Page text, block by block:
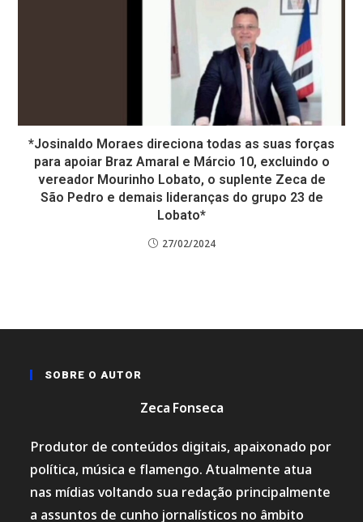
*Josinaldo Moraes direciona todas as suas forças
para apoiar Braz Amaral e Márcio 10, excluindo o
vereador Mourinho Lobato, o suplente Zeca de
São Pedro e demais lideranças do grupo 23 de
Lobato*
27/02/2024
SOBRE O AUTOR
Zeca Fonseca
Produtor de conteúdos digitais, apaixonado por
política, música e flamengo. Atualmente atua
nas mídias voltando sua redação principalmente
a assuntos de cunho jornalísticos no âmbito